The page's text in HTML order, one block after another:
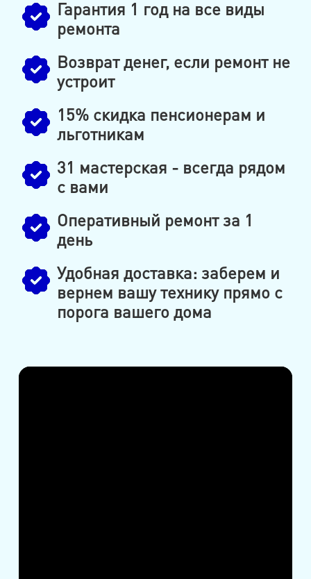
Гарантия 1 год на все виды
ремонта
Возврат денег, если ремонт не
устроит
15% скидка пенсионерам и
льготникам
31 мастерская - всегда рядом
с вами
Оперативный ремонт за 1
день
Удобная доставка: заберем и
вернем вашу технику прямо с
порога вашего дома